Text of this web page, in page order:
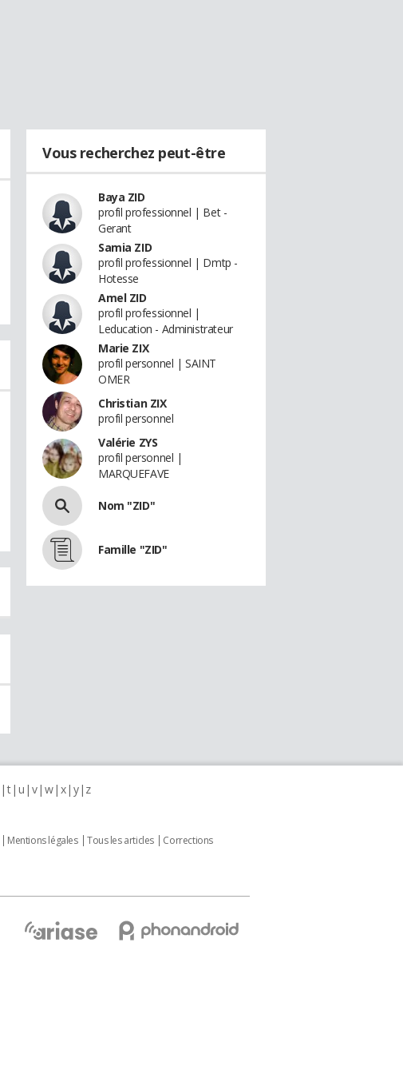
Vous recherchez peut-être
Baya ZID
profil professionnel | Bet -
Gerant
Samia ZID
profil professionnel | Dmtp -
Hotesse
Amel ZID
profil professionnel |
Leducation - Administrateur
Marie ZIX
profil personnel | SAINT
OMER
Christian ZIX
profil personnel
Valérie ZYS
profil personnel |
MARQUEFAVE
Nom "ZID"
Famille "ZID"
t u v w x y z
Mentions légales Tous les articles
Corrections